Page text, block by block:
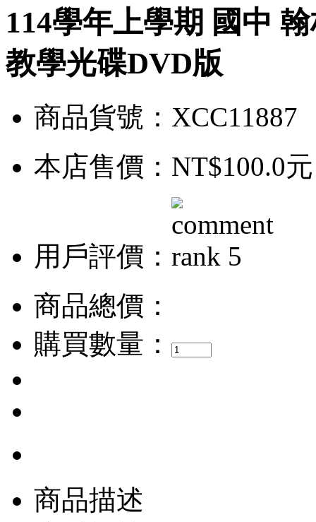
114學年上學期 國中
教學光碟DVD版
商品貨號：XCC11887
本店售價： NT$100.0元
用戶評價：
商品總價：
購買數量：
商品描述